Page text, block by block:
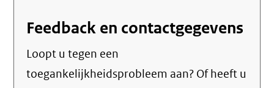
Feedback en contactgegevens
Loopt u tegen een
toegankelijkheidsprobleem aan? Of heeft u